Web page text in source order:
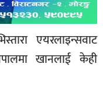
एयरलाइन्सवाट
खानलाई केही